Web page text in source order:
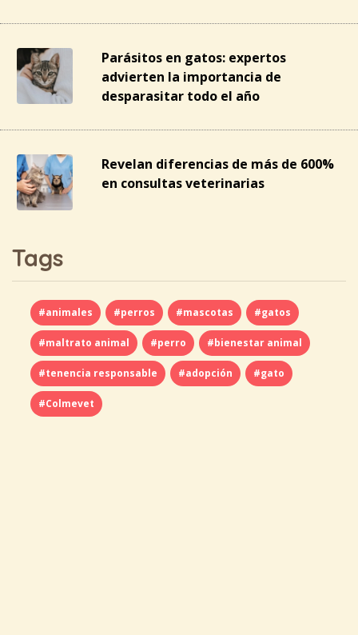
Parásitos en gatos: expertos
advierten la importancia de
desparasitar todo el año
Revelan diferencias de más de 600%
en consultas veterinarias
Tags
#animales #perros #mascotas #gatos
#maltrato animal #perro #bienestar animal
#tenencia responsable #adopción #gato
#Colmevet